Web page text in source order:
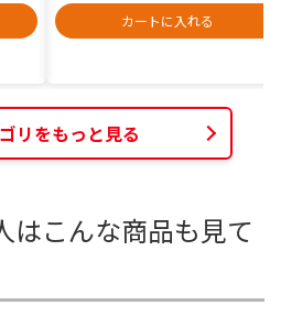
カートに入れる
リをもっと見る
はこんな商品も見て